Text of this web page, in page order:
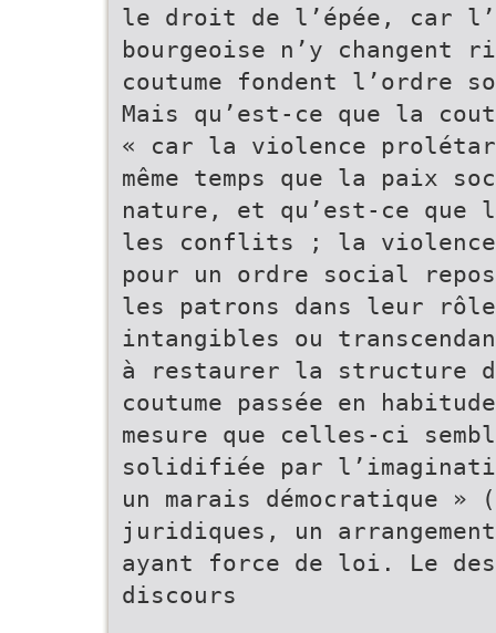
le droit de l’épée, car
bourgeoise n’y
coutume fondent l’ordre
Mais qu’est-ce que la
« car la violence
même temps que la paix
nature, et qu’est-ce que
les conflits ; la violence
pour un ordre social
les patrons dans leur
intangibles ou
à restaurer la structure
coutume passée en
mesure que celles-ci
solidifiée par
un marais démocratique
juridiques, un
ayant force de loi. Le
discours